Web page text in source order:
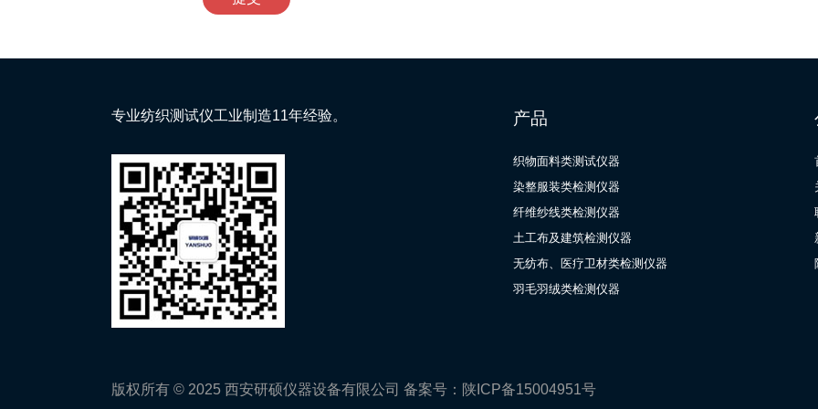
专业纺织测试仪工业制造11年经验。 产品
织物面料类测试仪器
染整服装类检测仪器
纤维纱线类检测仪器
土工布及建筑检测仪器
无纺布、医疗卫材类检测仪器
羽毛羽绒类检测仪器
版权所有 © 2025 西安研硕仪器设备有限公司 备案号：陕ICP备15004951号